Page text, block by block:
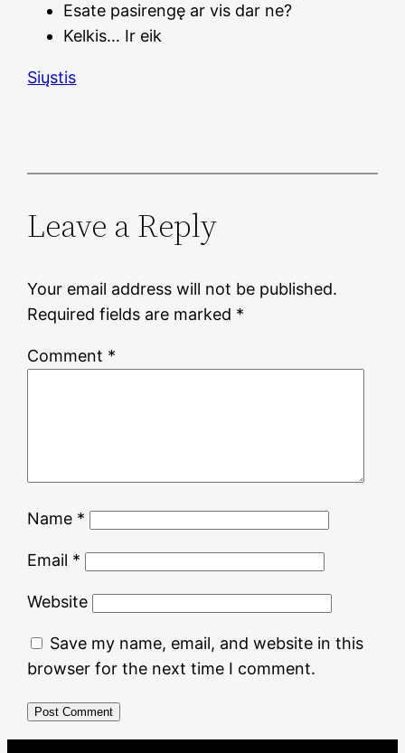
Esate pasirengę ar vis dar ne?
Kelkis… Ir eik
Siųstis
Leave a Reply
Your email address will not be published.
Required fields are marked *
Comment *
Name *
Email *
Website
Save my name, email, and website in this
browser for the next time I comment.